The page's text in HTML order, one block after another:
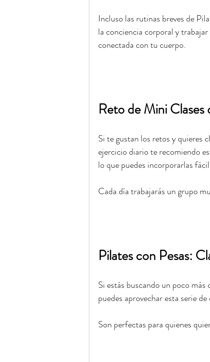
Incluso las rutinas breves de
la conciencia corporal y
conectada con tu cuerpo.
Reto de Mini
Si te gustan los retos y quieres
ejercicio diario te recomiendo
lo que puedes incorporarlas
Cada día trabajarás un grupo
Pilates con Pesas:
Si estás buscando un poco
puedes aprovechar esta serie
Son perfectas para quienes